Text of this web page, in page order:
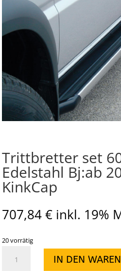
Trittbretter set
Edelstahl Bj:ab
KinkCap
707,84€ inkl. 19%
20 vorrätig
IN DEN